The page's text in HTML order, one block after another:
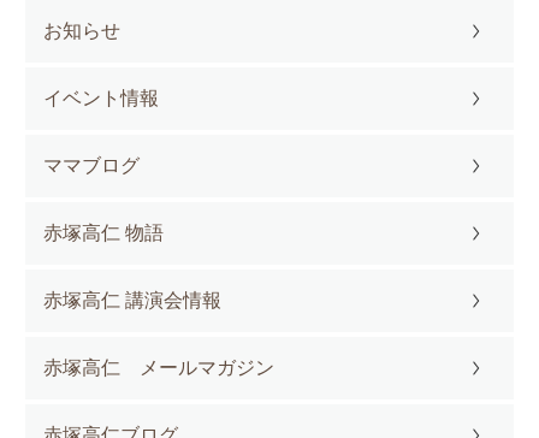
お知らせ
イベント情報
ママブログ
赤塚高仁 物語
赤塚高仁 講演会情報
赤塚高仁 メールマガジン